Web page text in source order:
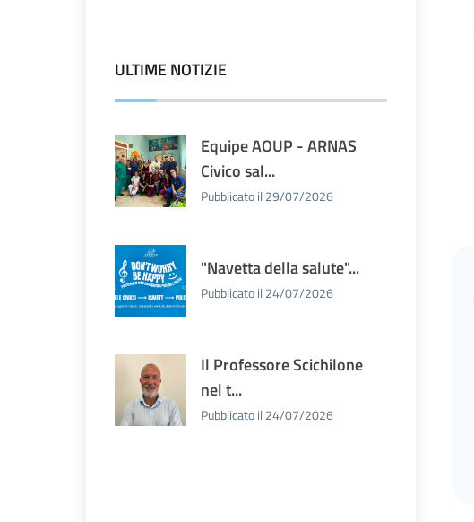
ULTIME NOTIZIE
Equipe AOUP - ARNAS
Civico sal...
Pubblicato il 29/07/2026
"Navetta della salute"...
Pubblicato il 24/07/2026
Il Professore Scichilone
nel t...
Pubblicato il 24/07/2026